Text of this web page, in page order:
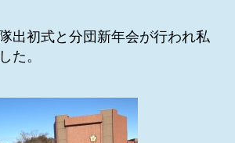
出初式と分団新年会が行われ私
た。